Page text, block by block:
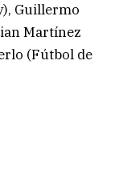
Guillermo
Martínez
(Fútbol de